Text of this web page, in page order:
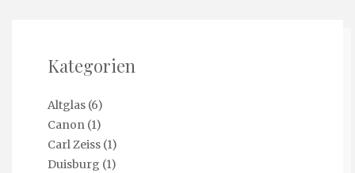
Kategorien
Altglas (6)
Canon (1)
Carl Zeiss (1)
Duisburg (1)